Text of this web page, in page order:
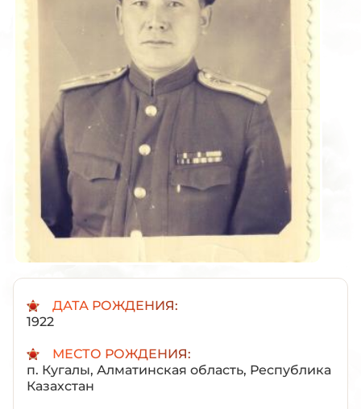
ДАТА РОЖДЕНИЯ:
1922
МЕСТО РОЖДЕНИЯ:
п. Кугалы, Алматинская область, Республика
Казахстан